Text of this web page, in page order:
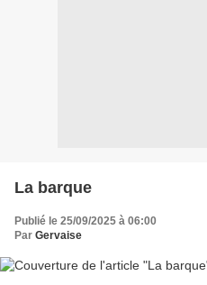
La barque
Publié le 25/09/2025 à 06:00
Par Gervaise